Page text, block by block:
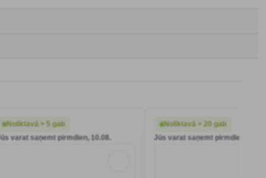
Noliktavā > 5 gab
varat saņemt pirmdien, 10.08.
Noliktavā > 20 gab
Jūs varat saņemt pirmdien,